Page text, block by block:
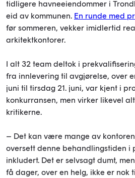
tidligere havneeiendommer i
eid av kommunen. En runde med
før sommeren, vekker imidlertid
arkitektkontorer.
I alt 32 team deltok i
fra innlevering til avgjørelse, over
juni til tirsdag 21. juni, var kjent i
konkurransen, men virker likevel
kritikerne.
– Det kan være mange av
oversett denne behandlingstiden i
inkludert. Det er selvsagt dumt,
få dager, over en helg, ikke er nok